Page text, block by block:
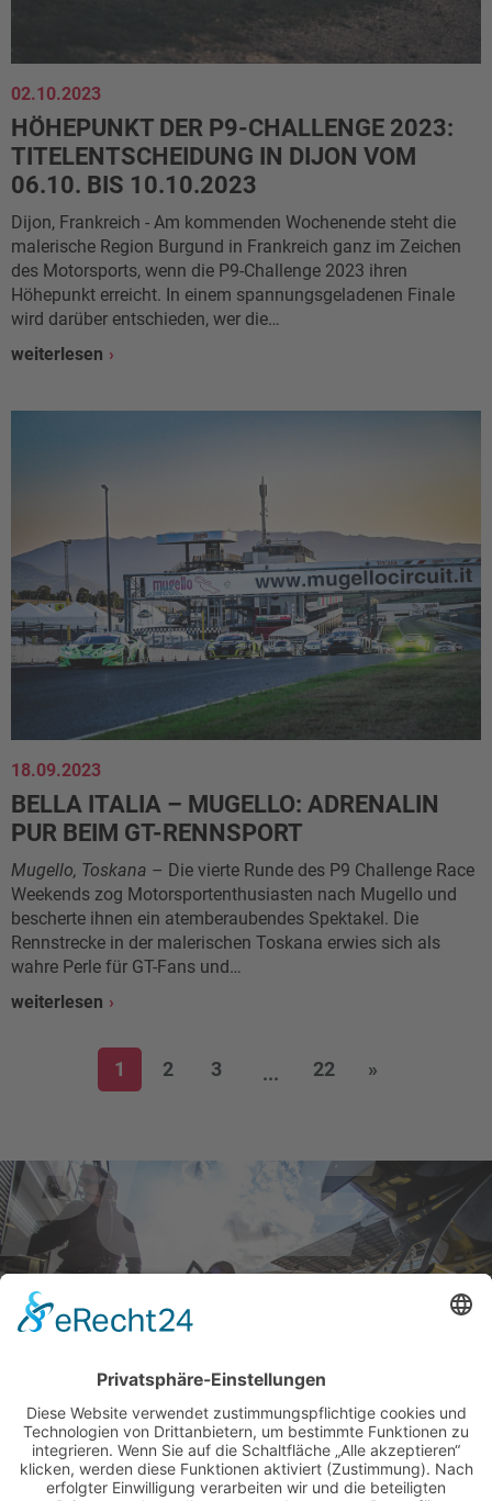
02.10.2023
HÖHEPUNKT DER P9-CHALLENGE 2023:
TITELENTSCHEIDUNG IN DIJON VOM
06.10. BIS 10.10.2023
Dijon, Frankreich - Am kommenden Wochenende steht die
malerische Region Burgund in Frankreich ganz im Zeichen
des Motorsports, wenn die P9-Challenge 2023 ihren
Höhepunkt erreicht. In einem spannungsgeladenen Finale
wird darüber entschieden, wer die…
weiterlesen
18.09.2023
BELLA ITALIA – MUGELLO: ADRENALIN
PUR BEIM GT-RENNSPORT
Mugello, Toskana – Die vierte Runde des P9 Challenge Race
Weekends zog Motorsportenthusiasten nach Mugello und
bescherte ihnen ein atemberaubendes Spektakel. Die
Rennstrecke in der malerischen Toskana erwies sich als
wahre Perle für GT-Fans und…
weiterlesen
1 2 3 ... 22 »
BILDER & VIDEOS